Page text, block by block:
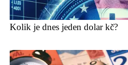
Kolik je dnes jeden dolar kč?